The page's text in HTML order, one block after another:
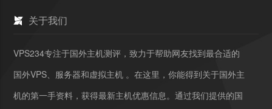
关于我们
VPS234专注于国外主机测评，致力于帮助网友找到最合适的
国外VPS、服务器和虚拟主机 。在这里，你能得到关于国外主
机的第一手资料，获得最新主机优惠信息。通过我们提供的国